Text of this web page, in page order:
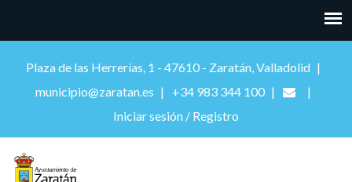
Plaza de las Herrerías, 1 - 47610 - Zaratán, Valladolid
municipio@zaratan.es
+34 983 344 100
Iniciar sesión / Registro